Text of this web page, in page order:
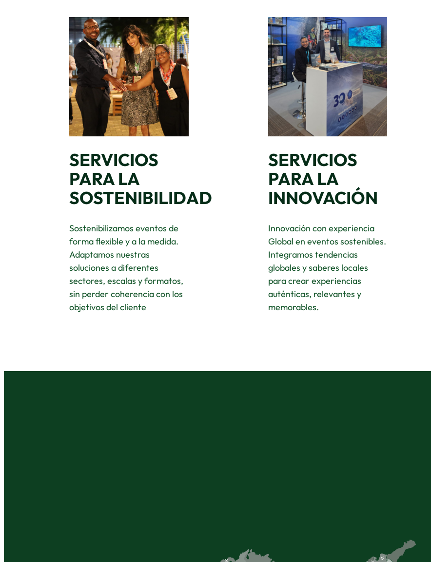
SERVICIOS
PARA LA
SOSTENIBILIDAD
Sostenibilizamos eventos de
forma flexible y a la medida.
Adaptamos nuestras
soluciones a diferentes
sectores, escalas y formatos,
sin perder coherencia con los
objetivos del cliente
SERVICIOS
PARA LA
INNOVACIÓN
Innovación con experiencia
Global en eventos sostenibles.
Integramos tendencias
globales y saberes locales
para crear experiencias
auténticas, relevantes y
memorables.